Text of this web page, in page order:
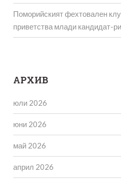
Поморийският фехтовален
приветства млади кандидат-
АРХИВ
юли 2026
юни 2026
май 2026
април 2026